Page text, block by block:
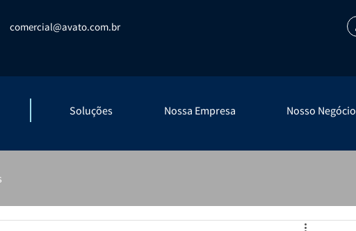
comercial@avato.com.br
Soluções Nossa Empresa Nosso Negócio